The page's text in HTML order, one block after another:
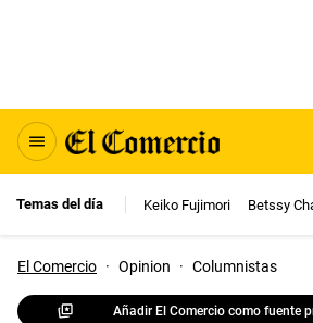
Temas del día Keiko Fujimori Betssy
El Comercio · Opinion · Columnistas
Añadir El Comercio como fuente